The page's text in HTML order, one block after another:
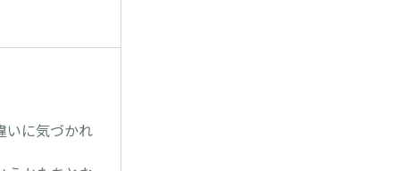
いに気づかれ